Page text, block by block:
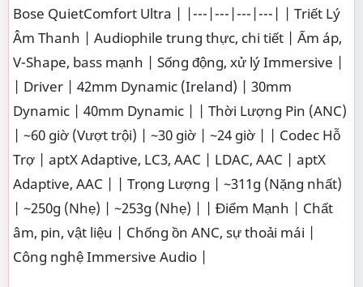
Bose QuietComfort Ultra | |---|---|---|---| | Triết Lý
Âm Thanh | Audiophile trung thực, chi tiết | Ấm áp,
V-Shape, bass mạnh | Sống động, xử lý Immersive |
| Driver | 42mm Dynamic (Ireland) | 30mm
Dynamic | 40mm Dynamic | | Thời Lượng Pin (ANC)
| ~60 giờ (Vượt trội) | ~30 giờ | ~24 giờ | | Codec Hỗ
Trợ | aptX Adaptive, LC3, AAC | LDAC, AAC | aptX
Adaptive, AAC | | Trọng Lượng | ~311g (Nặng nhất)
| ~250g (Nhẹ) | ~253g (Nhẹ) | | Điểm Mạnh | Chất
âm, pin, vật liệu | Chống ồn ANC, sự thoải mái |
Công nghệ Immersive Audio |